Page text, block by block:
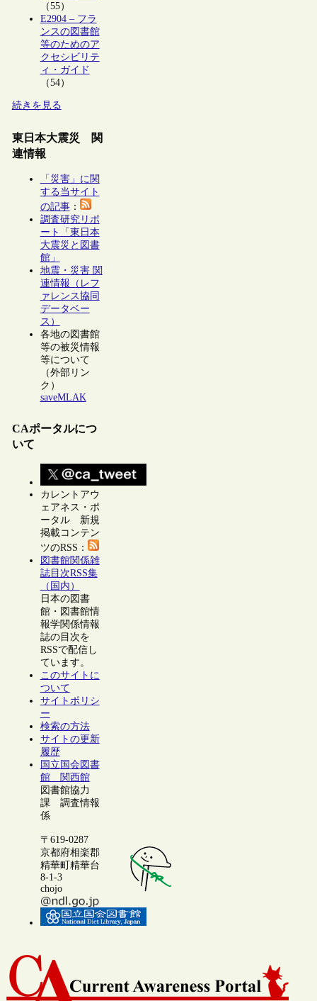
（55）
E2904 – フラ
ンスの図書館
等のためのア
クセシビリテ
ィ・ガイド
（54）
続きを見る
東日本大震災 関
連情報
「災害」に関
する当サイト
の記事：
調査研究リポ
ート「東日本
大震災と図書
館」
地震・災害 関
連情報（レフ
ァレンス協同
データベー
ス）
各地の図書館
等の被災情報
等について
（外部リン
ク）
saveMLAK
CAポータルにつ
いて
カレントアウ
ェアネス・ポ
ータル 新規
掲載コンテン
ツのRSS：
図書館関係雑
誌目次RSS集
（国内）
日本の図書
館・図書館情
報学関係情報
誌の目次を
RSSで配信し
ています。
このサイトに
ついて
サイトポリシ
ー
検索の方法
サイトの更新
履歴
国立国会図書
館 関西館
図書館協力
課 調査情報
係
〒619-0287
京都府相楽郡
精華町精華台
8-1-3
chojo